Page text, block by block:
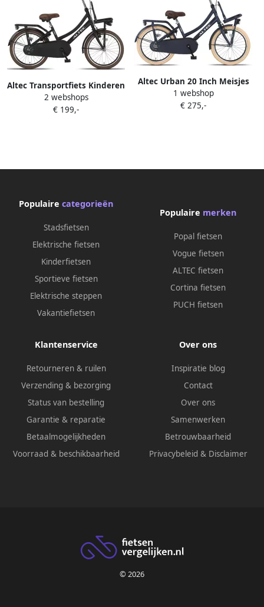
Altec Transportfiets Kinderen
Urban 20 Inch Meisjes
Terugtraprem Matzwart
2 webshops
€ 199,-
Altec Urban 20 Inch Meisjes
Terugtraprem Jeansblauw
1 webshop
€ 275,-
Populaire categorieën
Stadsfietsen
Elektrische fietsen
Kinderfietsen
Sportieve fietsen
Elektrische steppen
Vakantiefietsen
Populaire merken
Popal fietsen
Vogue fietsen
ALTEC fietsen
Cortina fietsen
PUCH fietsen
Klantenservice
Retourneren & ruilen
Verzending & bezorging
Status van bestelling
Garantie & reparatie
Betaalmogelijkheden
Voorraad & beschikbaarheid
Over ons
Inspiratie blog
Contact
Over ons
Samenwerken
Betrouwbaarheid
Privacybeleid & Disclaimer
© 2026